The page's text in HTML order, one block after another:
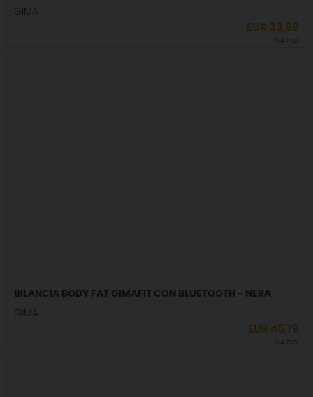
GIMA
EUR 33,99
IVA incl.
BILANCIA BODY FAT GIMAFIT CON BLUETOOTH - NERA
GIMA
EUR 45,79
IVA incl.